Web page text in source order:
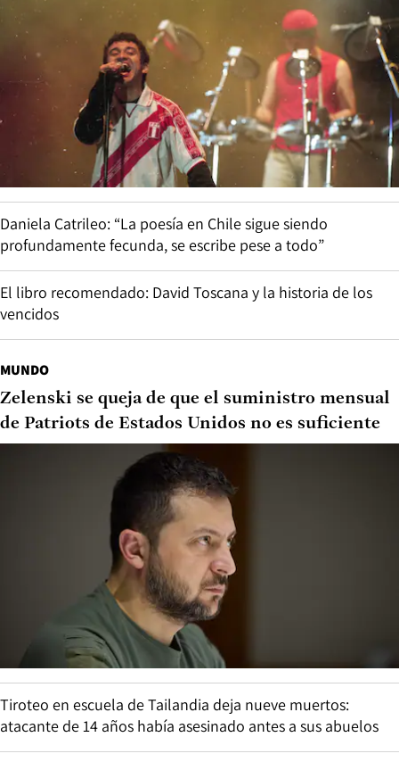
Daniela Catrileo: “La poesía en Chile sigue siendo
profundamente fecunda, se escribe pese a todo”
El libro recomendado: David Toscana y la historia de los
vencidos
MUNDO
Zelenski se queja de que el suministro mensual
de Patriots de Estados Unidos no es suficiente
Tiroteo en escuela de Tailandia deja nueve muertos:
atacante de 14 años había asesinado antes a sus abuelos